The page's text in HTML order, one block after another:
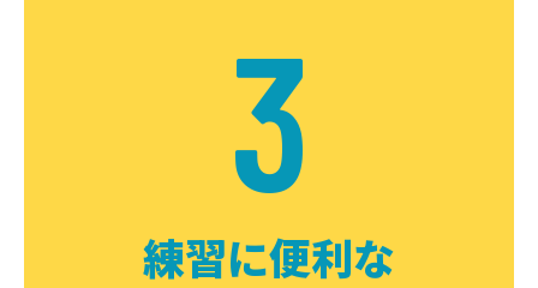
3
練習に便利な